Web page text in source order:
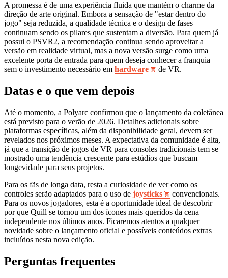
A promessa é de uma experiência fluida que mantém o charme da
direção de arte original. Embora a sensação de "estar dentro do
jogo" seja reduzida, a qualidade técnica e o design de fases
continuam sendo os pilares que sustentam a diversão. Para quem já
possui o PSVR2, a recomendação continua sendo aproveitar a
versão em realidade virtual, mas a nova versão surge como uma
excelente porta de entrada para quem deseja conhecer a franquia
sem o investimento necessário em hardware de VR.
Datas e o que vem depois
Até o momento, a Polyarc confirmou que o lançamento da coletânea
está previsto para o verão de 2026. Detalhes adicionais sobre
plataformas específicas, além da disponibilidade geral, devem ser
revelados nos próximos meses. A expectativa da comunidade é alta,
já que a transição de jogos de VR para consoles tradicionais tem se
mostrado uma tendência crescente para estúdios que buscam
longevidade para seus projetos.
Para os fãs de longa data, resta a curiosidade de ver como os
controles serão adaptados para o uso de joysticks
convencionais.
Para os novos jogadores, esta é a oportunidade ideal de descobrir
por que Quill se tornou um dos ícones mais queridos da cena
independente nos últimos anos. Ficaremos atentos a qualquer
novidade sobre o lançamento oficial e possíveis conteúdos extras
incluídos nesta nova edição.
Perguntas frequentes